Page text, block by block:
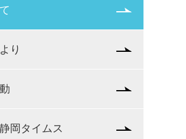
り
岡タイムス